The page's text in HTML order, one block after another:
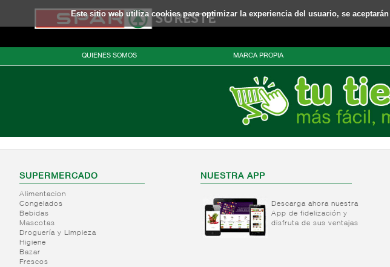
Este sitio web utiliza cookies para optimizar la experiencia del usuario, se
QUIENES SOMOS MARCA PROPIA
SUPERMERCADO
Alimentacion
Congelados
Bebidas
Mascotas
Droguería y Limpieza
Higiene
Bazar
Frescos
NUESTRA APP
Descarga ahora nuestra
App de fidelización y
disfruta de sus ventajas